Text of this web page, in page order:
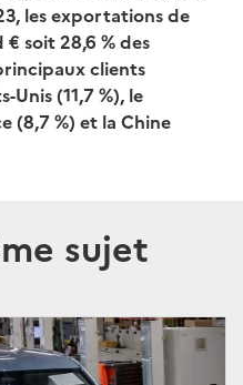
les exportations de
soit 28,6 % des
clients
Unis (11,7 %), le
(8,7 %) et la Chine
sujet